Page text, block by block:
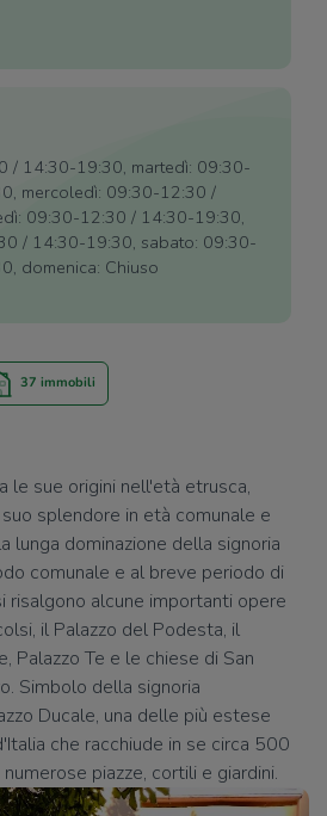
/ 14:30-19:30, martedì: 09:30-
mercoledì: 09:30-12:30 /
09:30-12:30 / 14:30-19:30,
/ 14:30-19:30, sabato: 09:30-
domenica: Chiuso
37 immobili
le sue origini nell'età etrusca,
splendore in età comunale e
lunga dominazione della signoria
comunale e al breve periodo di
risalgono alcune importanti opere
il Palazzo del Podesta, il
Palazzo Te e le chiese di San
Simbolo della signoria
Ducale, una delle più estese
che racchiude in se circa 500
piazze, cortili e giardini.